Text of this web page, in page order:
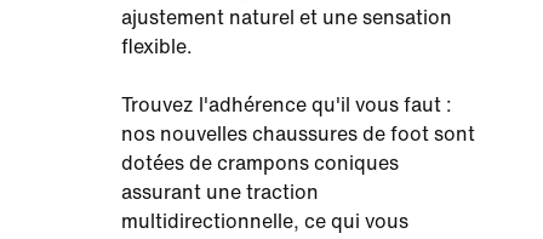
ajustement naturel et une sensation
flexible.
Trouvez l'adhérence qu'il vous faut :
nos nouvelles chaussures de foot sont
dotées de crampons coniques
assurant une traction
multidirectionnelle, ce qui vous